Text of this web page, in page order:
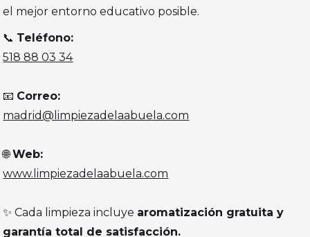
el mejor entorno educativo posible.
📞 Teléfono:
518 88 03 34
📧 Correo:
madrid@limpiezadelaabuela.com
🌐Web:
www.limpiezadelaabuela.com
✨ Cada limpieza incluye aromatización gratuita y
garantía total de satisfacción.